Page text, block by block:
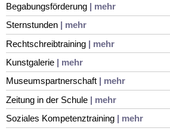
Begabungsförderung | mehr
Sternstunden | mehr
Rechtschreibtraining | mehr
Kunstgalerie | mehr
Museumspartnerschaft | mehr
Zeitung in der Schule | mehr
Soziales Kompetenztraining | mehr